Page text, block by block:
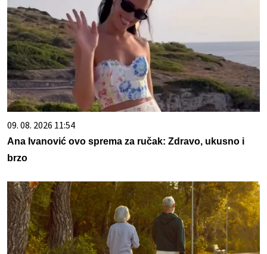
09. 08. 2026 11:54
Ana Ivanović ovo sprema za ručak: Zdravo, ukusno i
brzo